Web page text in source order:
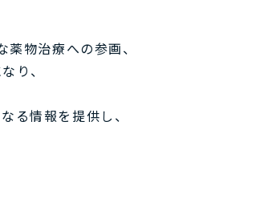
物治療への参画、
り、
る情報を提供し、